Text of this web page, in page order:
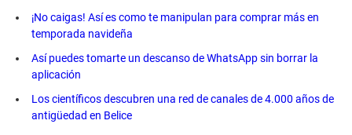
¡No caigas! Así es como te manipulan para comprar más en
temporada navideña
Así puedes tomarte un descanso de WhatsApp sin borrar la
aplicación
Los científicos descubren una red de canales de 4.000 años de
antigüedad en Belice